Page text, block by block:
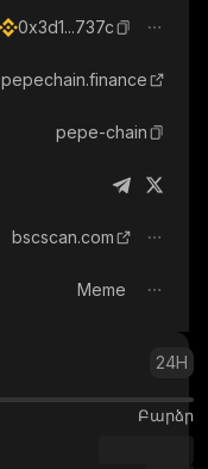
0x3d1...737c
pepechain.finance
pepe-chain
bscscan.com
Meme
24H
Բարձր